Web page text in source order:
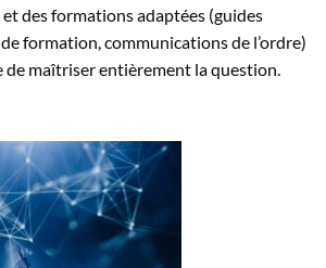
des formations adaptées (guides
formation, communications de l’ordre)
maîtriser entièrement la question.